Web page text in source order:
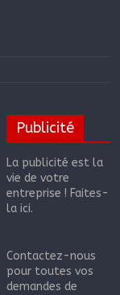
Publicité
La publicité est la
vie de votre
entreprise ! Faites-
la ici.
Contactez-nous
pour toutes vos
demandes de